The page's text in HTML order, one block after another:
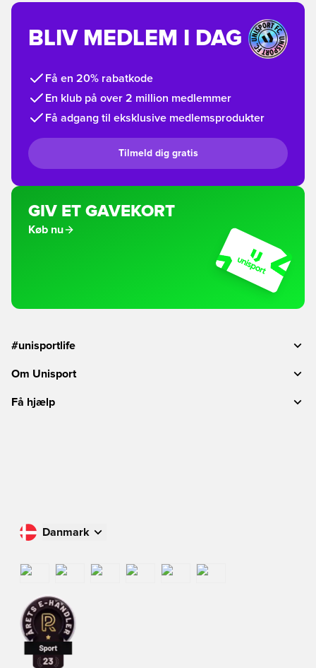
BLIV MEDLEM I DAG
Få en 20% rabatkode
En klub på over 2 million medlemmer
Få adgang til eksklusive medlemsprodukter
Tilmeld dig gratis
GIV ET GAVEKORT
Køb nu
#unisportlife
Om Unisport
Få hjælp
Danmark